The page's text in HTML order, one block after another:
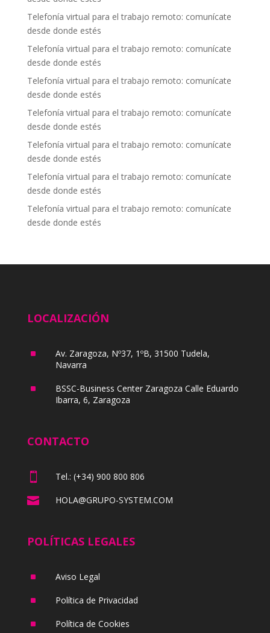
Telefonía virtual para el trabajo remoto: comunícate
desde donde estés
Telefonía virtual para el trabajo remoto: comunícate
desde donde estés
Telefonía virtual para el trabajo remoto: comunícate
desde donde estés
Telefonía virtual para el trabajo remoto: comunícate
desde donde estés
Telefonía virtual para el trabajo remoto: comunícate
desde donde estés
Telefonía virtual para el trabajo remoto: comunícate
desde donde estés
Telefonía virtual para el trabajo remoto: comunícate
desde donde estés
LOCALIZACIÓN
^
Av. Zaragoza, Nº37, 1ºB, 31500 Tudela,
Navarra
^
BSSC-Business Center Zaragoza Calle Eduardo
Ibarra, 6, Zaragoza
CONTACTO
 Tel.: (+34) 900 800 806
 HOLA@GRUPO-SYSTEM.COM
POLÍTICAS LEGALES
^ Aviso Legal
^ Política de Privacidad
^ Política de Cookies